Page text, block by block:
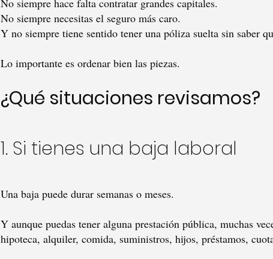
No siempre hace falta contratar grandes capitales.
No siempre necesitas el seguro más caro.
Y no siempre tiene sentido tener una póliza suelta sin saber
Lo importante es ordenar bien las piezas.
¿Qué situaciones revisamos?
1. Si tienes una baja laboral
Una baja puede durar semanas o meses.
Y aunque puedas tener alguna prestación pública, muchas
hipoteca, alquiler, comida, suministros, hijos, préstamos,